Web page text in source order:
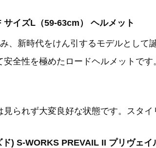
イズL（59-63cm） ヘルメット
、新時代をけん引するモデルとして
全性を極めたロードヘルメットです
られず大変良好な状態です。スタ
) S-WORKS PREVAIL II プリヴェ